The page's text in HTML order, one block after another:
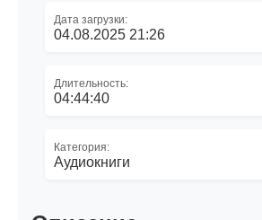
Дата загрузки:
04.08.2025 21:26
Длительность:
04:44:40
Категория:
Аудиокниги